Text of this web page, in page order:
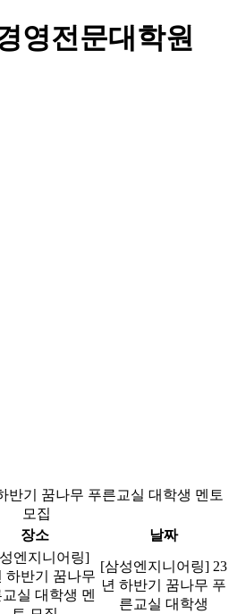
영전문대학원
반기 꿈나무 푸른교실 대학생 멘토
모집
장소 날짜
엔지니어링]
하반기 꿈나무
실 대학생 멘
[삼성엔지니어링] 23
년 하반기 꿈나무 푸
른교실 대학생